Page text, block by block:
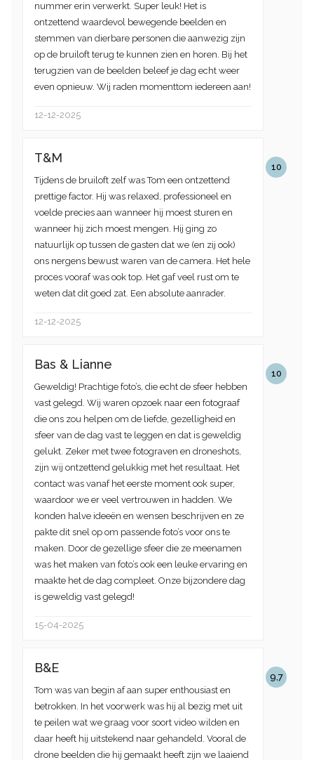
nummer erin verwerkt. Super leuk! Het is
ontzettend waardevol bewegende beelden en
stemmen van dierbare personen die aanwezig zijn
op de bruiloft terug te kunnen zien en horen. Bij het
terugzien van de beelden beleef je dag echt weer
even opnieuw. Wij raden momenttom iedereen aan!
12-12-2025
10
T&M
Tijdens de bruiloft zelf was Tom een ontzettend
prettige factor. Hij was relaxed, professioneel en
voelde precies aan wanneer hij moest sturen en
wanneer hij zich moest mengen. Hij ging zo
natuurlijk op tussen de gasten dat we (en zij ook)
ons nergens bewust waren van de camera.​ Het hele
proces vooraf was ook top. Het gaf veel rust om te
weten dat dit goed zat. Een absolute aanrader.
12-12-2025
10
Bas & Lianne
Geweldig! Prachtige foto’s, die echt de sfeer hebben
vast gelegd. Wij waren opzoek naar een fotograaf
die ons zou helpen om de liefde, gezelligheid en
sfeer van de dag vast te leggen en dat is geweldig
gelukt. Zeker met twee fotograven en droneshots,
zijn wij ontzettend gelukkig met het resultaat. Het
contact was vanaf het eerste moment ook super,
waardoor we er veel vertrouwen in hadden. We
konden halve ideeën en wensen beschrijven en ze
pakte dit snel op om passende foto’s voor ons te
maken. Door de gezellige sfeer die ze meenamen
was het maken van foto’s ook een leuke ervaring en
maakte het de dag compleet. Onze bijzondere dag
is geweldig vast gelegd!
15-04-2025
9,7
B&E
Tom was van begin af aan super enthousiast en
betrokken. In het voorwerk was hij al bezig met uit
te peilen wat we graag voor soort video wilden en
daar heeft hij uitstekend naar gehandeld. Vooral de
drone beelden die hij gemaakt heeft zijn we laaiend